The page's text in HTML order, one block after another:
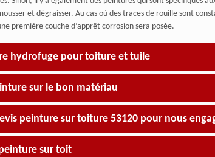
et dégraisser. Au cas où des traces de rouille sont
première couche d’apprêt corrosion sera posée.
hydrofuge pour toiture et tuile
sur le bon matériau
peinture sur toiture 53120 pour nous
sur toit